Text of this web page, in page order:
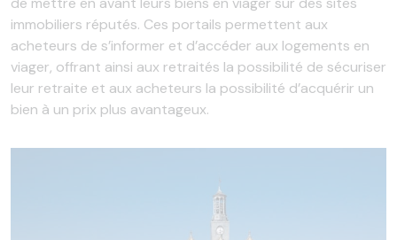
immobiliers réputés. Ces portails permettent aux
acheteurs de s’informer et d’accéder aux logements en
viager, offrant ainsi aux retraités la possibilité de sécuriser
leur retraite et aux acheteurs la possibilité d’acquérir un
bien à un prix plus avantageux.